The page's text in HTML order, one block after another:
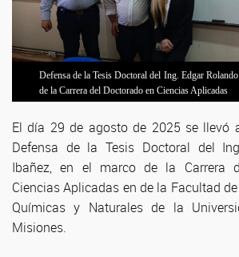
Defensa de la Tesis Doctoral del Ing. Edgar
de la Carrera del Doctorado en Ciencias Aplicadas
El día 29 de agosto de 2025 se llevó
Defensa de la Tesis Doctoral del
Ibañez, en el marco de la Carrera
Ciencias Aplicadas en de la Facultad
Químicas y Naturales de la
Misiones.